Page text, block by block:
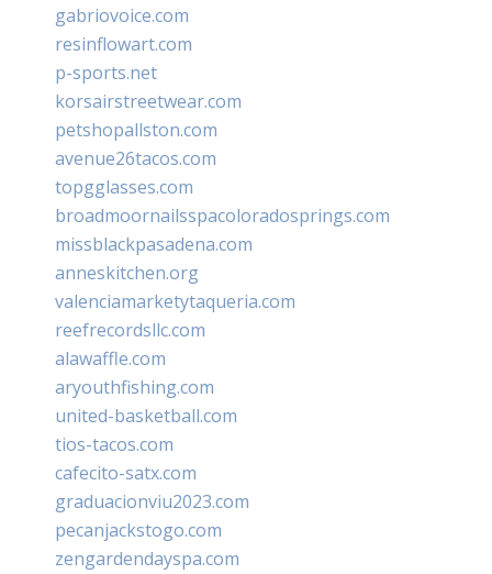
gabriovoice.com
resinflowart.com
p-sports.net
korsairstreetwear.com
petshopallston.com
avenue26tacos.com
topgglasses.com
broadmoornailsspacoloradosprings.com
missblackpasadena.com
anneskitchen.org
valenciamarketytaqueria.com
reefrecordsllc.com
alawaffle.com
aryouthfishing.com
united-basketball.com
tios-tacos.com
cafecito-satx.com
graduacionviu2023.com
pecanjackstogo.com
zengardendayspa.com